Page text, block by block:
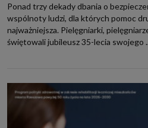
Ponad trzy dekady dbania o
wspólnoty ludzi, dla których pomoc
najważniejsza. Pielęgniarki,
świętowali jubileusz 35-lecia swojego